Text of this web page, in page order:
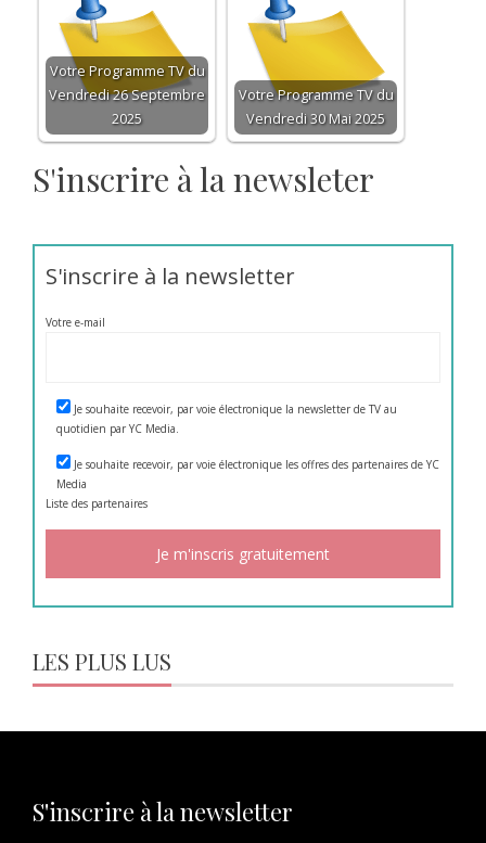
Votre Programme TV du
Vendredi 26 Septembre
2025
Votre Programme TV du
Vendredi 30 Mai 2025
S'inscrire à la newsleter
S'inscrire à la newsletter
Votre e-mail
Je souhaite recevoir, par voie électronique la newsletter de TV au
quotidien par YC Media.
Je souhaite recevoir, par voie électronique les offres des partenaires de YC
Media
Liste des partenaires
LES PLUS LUS
S'inscrire à la newsletter